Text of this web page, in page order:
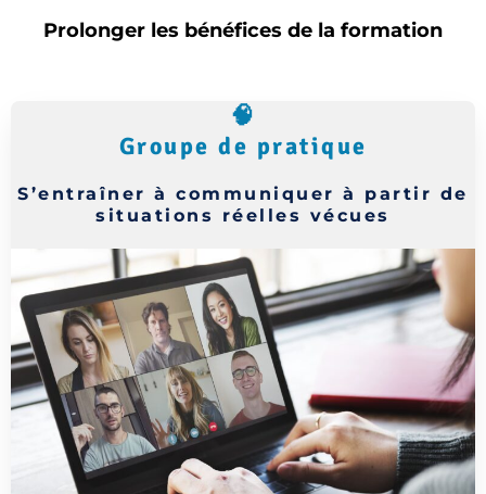
Prolonger les bénéfices de la formation
🧠
Groupe de pratique
S’entraîner à communiquer à partir de
situations réelles vécues